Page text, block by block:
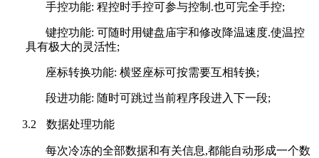
手控功能: 程控时手控可参与控制 .也可完全手控;
键控功能: 可随时用键盘庙宇和修改降温速度.使温控
具有极大的灵活性;
座标转换功能: 横竖座标可按需要互相转换;
段进功能: 随时可跳过当前程序段进入下一段;
3.2 数据处理功能
每次冷冻的全部数据和有关信息,都能自动形成一个数